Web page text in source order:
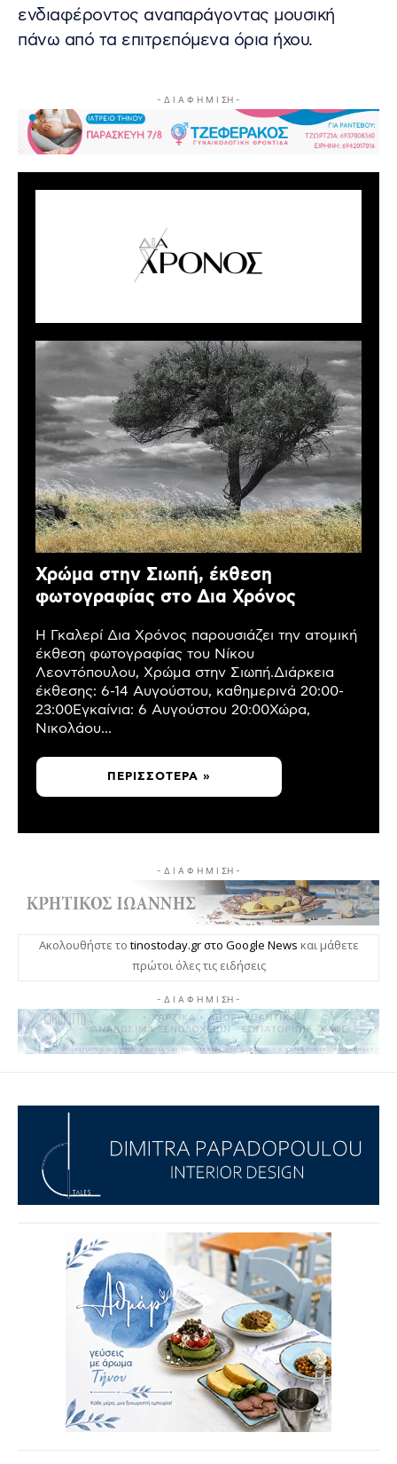
ενδιαφέροντος αναπαράγοντας μουσική
πάνω από τα επιτρεπόμενα όρια ήχου.
- Δ Ι Α Φ Η Μ Ι ΣΗ -
Χρώμα στην Σιωπή, έκθεση
φωτογραφίας στο Δια Χρόνος
Η Γκαλερί Δια Χρόνος παρουσιάζει την ατομική
έκθεση φωτογραφίας του Νίκου
Λεοντόπουλου, Χρώμα στην Σιωπή.Διάρκεια
έκθεσης: 6-14 Αυγούστου, καθημερινά 20:00-
23:00Εγκαίνια: 6 Αυγούστου 20:00Χώρα,
Νικολάου...
ΠΕΡΙΣΣΌΤΕΡΑ »
- Δ Ι Α Φ Η Μ Ι ΣΗ -
Ακολουθήστε το tinostoday.gr στο Google News και μάθετε
πρώτοι όλες τις ειδήσεις
- Δ Ι Α Φ Η Μ Ι ΣΗ -